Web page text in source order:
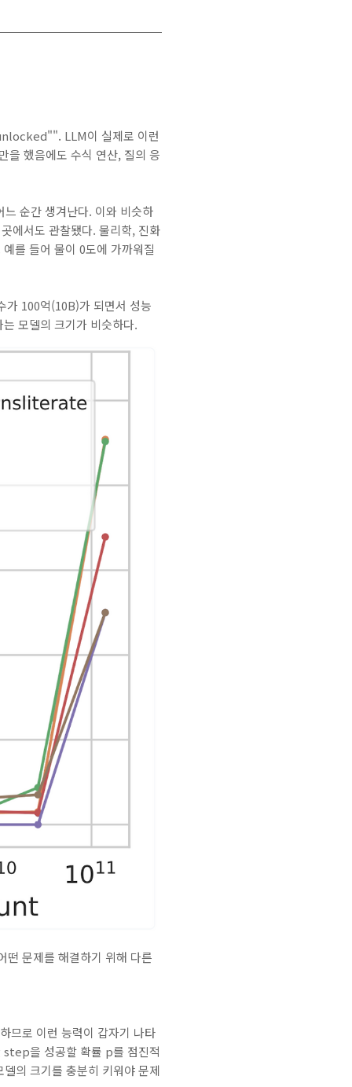
LLM이 실제로 이런
했음에도 수식 연산, 질의 응
순간 생겨난다. 이와 비슷하
에서도 관찰됐다. 물리학, 진화
를 들어 물이 0도에 가까워질
100억(10B)가 되면서 성능
모델의 크기가 비슷하다.
떤 문제를 해결하기 위해 다른
므로 이런 능력이 갑자기 나타
을 성공할 확률 p를 점진적
의 크기를 충분히 키워야 문제